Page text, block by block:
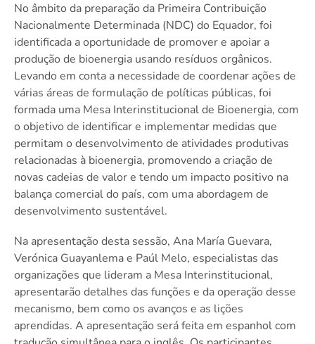
No âmbito da preparação da Primeira Contribuição
Nacionalmente Determinada (NDC) do Equador, foi
identificada a oportunidade de promover e apoiar a
produção de bioenergia usando resíduos orgânicos.
Levando em conta a necessidade de coordenar ações de
várias áreas de formulação de políticas públicas, foi
formada uma Mesa Interinstitucional de Bioenergia, com
o objetivo de identificar e implementar medidas que
permitam o desenvolvimento de atividades produtivas
relacionadas à bioenergia, promovendo a criação de
novas cadeias de valor e tendo um impacto positivo na
balança comercial do país, com uma abordagem de
desenvolvimento sustentável.
Na apresentação desta sessão, Ana María Guevara,
Verónica Guayanlema e Paúl Melo, especialistas das
organizações que lideram a Mesa Interinstitucional,
apresentarão detalhes das funções e da operação desse
mecanismo, bem como os avanços e as lições
aprendidas. A apresentação será feita em espanhol com